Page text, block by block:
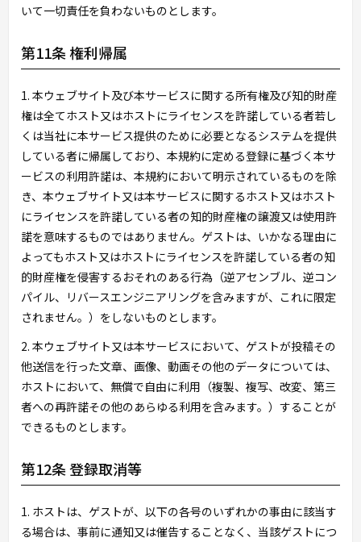
いて一切責任を負わないものとします。
第11条 権利帰属
1. 本ウェブサイト及び本サービスに関する所有権及び知的財産
権は全てホスト又はホストにライセンスを許諾している者若し
くは当社に本サービス提供のために必要となるシステムを提供
している者に帰属しており、本規約に定める登録に基づく本サ
ービスの利用許諾は、本規約において明示されているものを除
き、本ウェブサイト又は本サービスに関するホスト又はホスト
にライセンスを許諾している者の知的財産権の譲渡又は使用許
諾を意味するものではありません。ゲストは、いかなる理由に
よってもホスト又はホストにライセンスを許諾している者の知
的財産権を侵害するおそれのある行為（逆アセンブル、逆コン
パイル、リバースエンジニアリングを含みますが、これに限定
されません。）をしないものとします。
2. 本ウェブサイト又は本サービスにおいて、ゲストが投稿その
他送信を行った文章、画像、動画その他のデータについては、
ホストにおいて、無償で自由に利用（複製、複写、改変、第三
者への再許諾その他のあらゆる利用を含みます。）することが
できるものとします。
第12条 登録取消等
1. ホストは、ゲストが、以下の各号のいずれかの事由に該当す
る場合は、事前に通知又は催告することなく、当該ゲストにつ